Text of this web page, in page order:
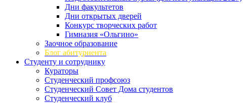
Дни факультетов
Дни открытых дверей
Конкурс творческих работ
Гимназия «Ольгино»
Заочное образование
Блог абитуриента
Студенту и сотруднику
Кураторы
Студенческий профсоюз
Студенческий Совет Дома студентов
Студенческий клуб